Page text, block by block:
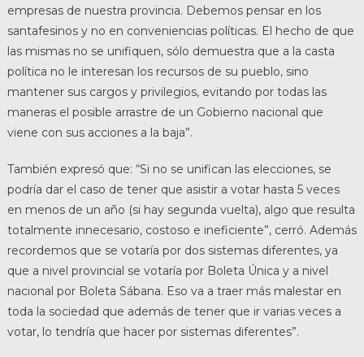
empresas de nuestra provincia. Debemos pensar en los
santafesinos y no en conveniencias políticas. El hecho de que
las mismas no se unifiquen, sólo demuestra que a la casta
política no le interesan los recursos de su pueblo, sino
mantener sus cargos y privilegios, evitando por todas las
maneras el posible arrastre de un Gobierno nacional que
viene con sus acciones a la baja”.
También expresó que: “Si no se unifican las elecciones, se
podría dar el caso de tener que asistir a votar hasta 5 veces
en menos de un año (si hay segunda vuelta), algo que resulta
totalmente innecesario, costoso e ineficiente”, cerró. Además
recordemos que se votaría por dos sistemas diferentes, ya
que a nivel provincial se votaría por Boleta Única y a nivel
nacional por Boleta Sábana. Eso va a traer más malestar en
toda la sociedad que además de tener que ir varias veces a
votar, lo tendría que hacer por sistemas diferentes”.